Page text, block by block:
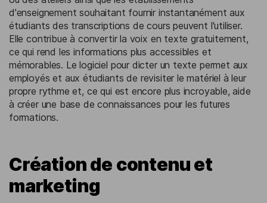
d'enseignement souhaitant fournir instantanément aux
étudiants des transcriptions de cours peuvent l'utiliser.
Elle contribue à convertir la voix en texte gratuitement,
ce qui rend les informations plus accessibles et
mémorables. Le logiciel pour dicter un texte permet aux
employés et aux étudiants de revisiter le matériel à leur
propre rythme et, ce qui est encore plus incroyable, aide
à créer une base de connaissances pour les futures
formations.
Création de contenu et
marketing